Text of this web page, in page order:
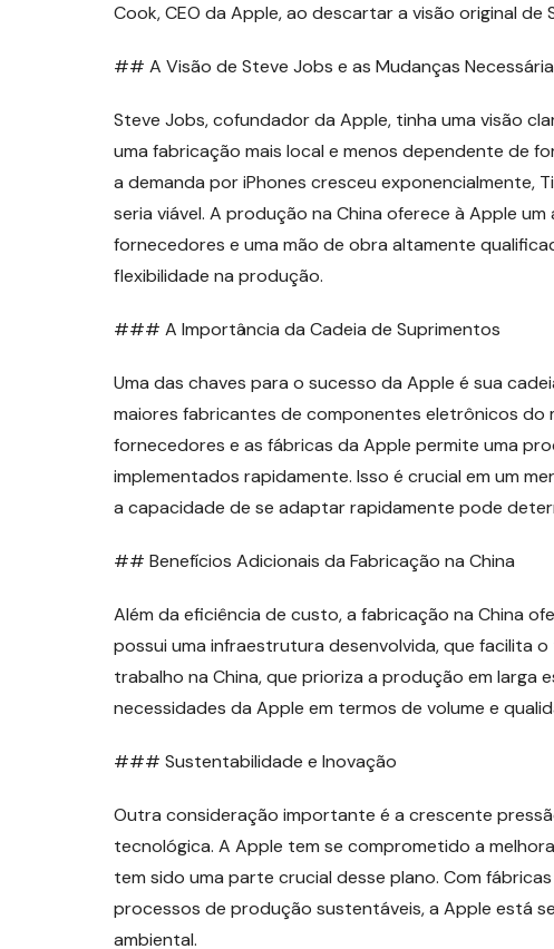
Cook, CEO da Apple, ao descartar a visão original de
## A Visão de Steve Jobs e as Mudanças
Steve Jobs, cofundador da Apple, tinha uma visão
uma fabricação mais local e menos dependente de
a demanda por iPhones cresceu exponencialmente,
seria viável. A produção na China oferece à Apple
fornecedores e uma mão de obra altamente
flexibilidade na produção.
### A Importância da Cadeia de Suprimentos
Uma das chaves para o sucesso da Apple é sua
maiores fabricantes de componentes eletrônicos do
fornecedores e as fábricas da Apple permite uma
implementados rapidamente. Isso é crucial em um
a capacidade de se adaptar rapidamente pode
## Benefícios Adicionais da Fabricação na China
Além da eficiência de custo, a fabricação na China
possui uma infraestrutura desenvolvida, que facilita
trabalho na China, que prioriza a produção em larga
necessidades da Apple em termos de volume e
### Sustentabilidade e Inovação
Outra consideração importante é a crescente
tecnológica. A Apple tem se comprometido a
tem sido uma parte crucial desse plano. Com
processos de produção sustentáveis, a Apple está
ambiental.